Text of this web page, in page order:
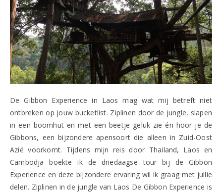
De Gibbon Experience in Laos mag wat mij betreft niet
ontbreken op jouw bucketlist. Ziplinen door de jungle, slapen
in een boomhut en met een beetje geluk zie én hoor je de
Gibbons, een bijzondere apensoort die alleen in Zuid-Oost
Azië voorkomt. Tijdens mijn reis door Thailand, Laos en
Cambodja boekte ik de driedaagse tour bij de Gibbon
Experience en deze bijzondere ervaring wil ik graag met jullie
delen. Ziplinen in de jungle van Laos De Gibbon Experience is